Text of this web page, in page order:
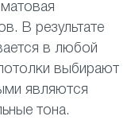
В результате
в любой
выбирают
являются
тона.